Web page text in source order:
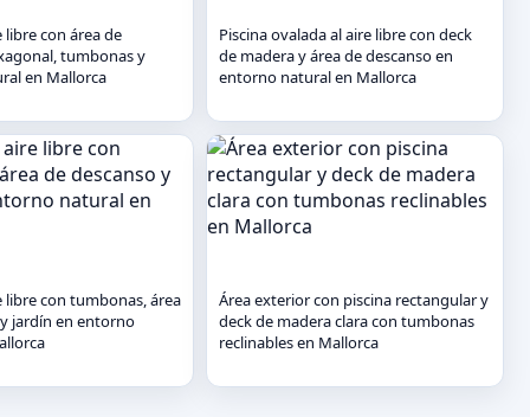
libre con área de
tumbonas y
en Mallorca
Piscina ovalada al aire libre con deck
de madera y área de descanso en
entorno natural en Mallorca
libre con tumbonas, área
jardín en entorno
Área exterior con piscina rectangular y
deck de madera clara con tumbonas
reclinables en Mallorca